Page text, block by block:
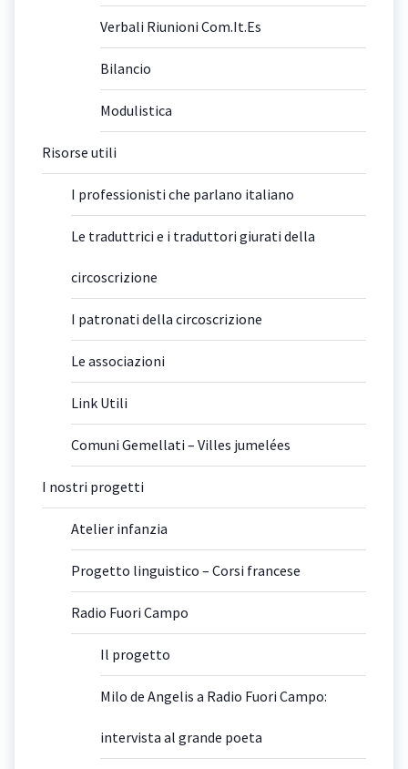
Verbali Riunioni Com.It.Es
Bilancio
Modulistica
Risorse utili
I professionisti che parlano italiano
Le traduttrici e i traduttori giurati della
circoscrizione
I patronati della circoscrizione
Le associazioni
Link Utili
Comuni Gemellati – Villes jumelées
I nostri progetti
Atelier infanzia
Progetto linguistico – Corsi francese
Radio Fuori Campo
Il progetto
Milo de Angelis a Radio Fuori Campo:
intervista al grande poeta